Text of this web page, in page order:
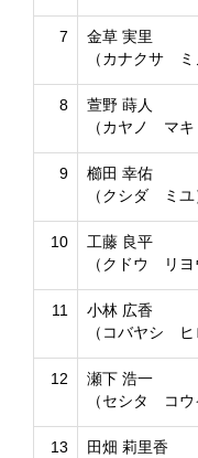
7
金草 実里
（カナクサ ミ
8
萱野 蒔人
（カヤノ マキ
9
櫛田 幸佑
（クシダ ミユ
10
工藤 良平
（クドウ リヨ
11
小林 広香
（コバヤシ ヒ
12
瀬下 浩一
（セシタ コウ
13
田畑 莉里香